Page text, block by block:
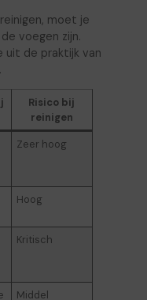
moet je
voegen zijn.
uit de praktijk van
Risico bij
reinigen
Zeer hoog
Hoog
Kritisch
Middel